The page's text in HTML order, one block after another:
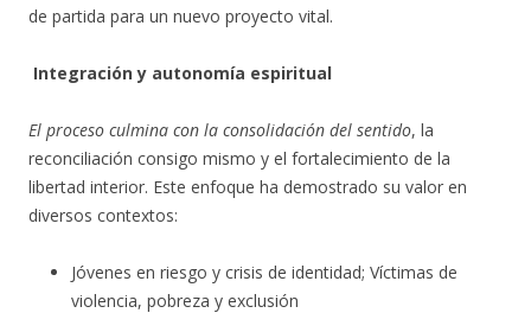
de partida para un nuevo proyecto vital.
Integración y autonomía espiritual
El proceso culmina con la consolidación del sentido, la
reconciliación consigo mismo y el fortalecimiento de la
libertad interior. Este enfoque ha demostrado su valor en
diversos contextos:
Jóvenes en riesgo y crisis de identidad; Víctimas de
violencia, pobreza y exclusión